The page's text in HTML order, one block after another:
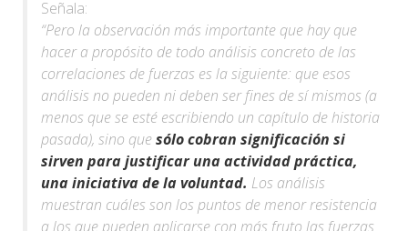
Señala:
“Pero la observación más importante que hay que
hacer a propósito de todo análisis concreto de las
correlaciones de fuerzas es la siguiente: que esos
análisis no pueden ni deben ser fines de sí mismos (a
menos que se esté escribiendo un capítulo de historia
pasada), sino quesólo cobran significación si
sirven para justificar una actividad práctica,
una iniciativa de la voluntad. Los análisis
muestran cuáles son los puntos de menor resistencia
a los que pueden aplicarse con más fruto las fuerzas